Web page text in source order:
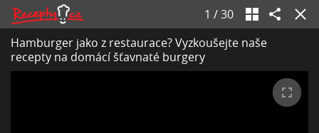
1 /30
Hamburger jako z restaurace? Vyzkoušejte naše
recepty na domácí šťavnaté burgery